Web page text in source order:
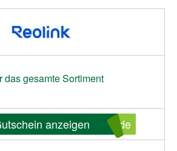
das gesamte Sortiment
anzeigen sde